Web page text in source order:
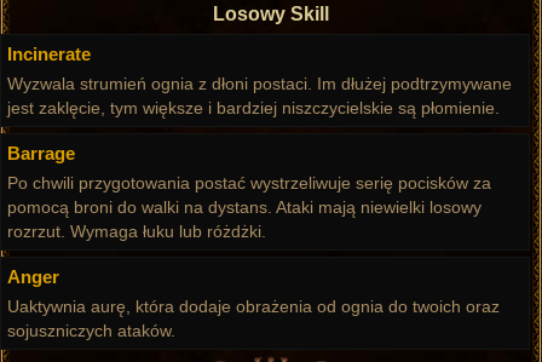
Losowy Skill
Incinerate
Wyzwala strumień ognia z dłoni postaci. Im dłużej podtrzymywane
jest zaklęcie, tym większe i bardziej niszczycielskie są płomienie.
Barrage
Po chwili przygotowania postać wystrzeliwuje serię pocisków za
pomocą broni do walki na dystans. Ataki mają niewielki losowy
rozrzut. Wymaga łuku lub różdżki.
Anger
Uaktywnia aurę, która dodaje obrażenia od ognia do twoich oraz
sojuszniczych ataków.